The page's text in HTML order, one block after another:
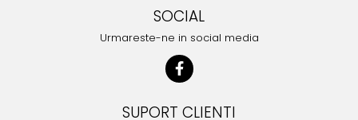
SOCIAL
Urmareste-ne in social media
SUPORT CLIENTI